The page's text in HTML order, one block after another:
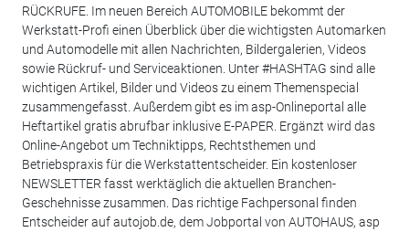
RÜCKRUFE. Im neuen Bereich AUTOMOBILE bekommt der
Werkstatt-Profi einen Überblick über die wichtigsten Automarken
und Automodelle mit allen Nachrichten, Bildergalerien, Videos
sowie Rückruf- und Serviceaktionen. Unter #HASHTAG sind alle
wichtigen Artikel, Bilder und Videos zu einem Themenspecial
zusammengefasst. Außerdem gibt es im asp-Onlineportal alle
Heftartikel gratis abrufbar inklusive E-PAPER. Ergänzt wird das
Online-Angebot um Techniktipps, Rechtsthemen und
Betriebspraxis für die Werkstattentscheider. Ein kostenloser
NEWSLETTER fasst werktäglich die aktuellen Branchen-
Geschehnisse zusammen. Das richtige Fachpersonal finden
Entscheider auf autojob.de, dem Jobportal von AUTOHAUS, asp